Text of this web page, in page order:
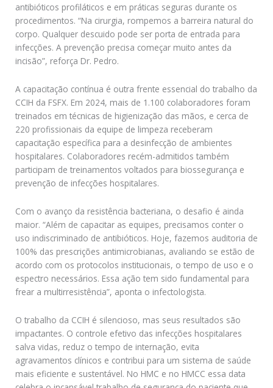
antibióticos profiláticos e em práticas seguras durante os
procedimentos. “Na cirurgia, rompemos a barreira natural do
corpo. Qualquer descuido pode ser porta de entrada para
infecções. A prevenção precisa começar muito antes da
incisão”, reforça Dr. Pedro.
A capacitação contínua é outra frente essencial do trabalho da
CCIH da FSFX. Em 2024, mais de 1.100 colaboradores foram
treinados em técnicas de higienização das mãos, e cerca de
220 profissionais da equipe de limpeza receberam
capacitação específica para a desinfecção de ambientes
hospitalares. Colaboradores recém-admitidos também
participam de treinamentos voltados para biossegurança e
prevenção de infecções hospitalares.
Com o avanço da resistência bacteriana, o desafio é ainda
maior. “Além de capacitar as equipes, precisamos conter o
uso indiscriminado de antibióticos. Hoje, fazemos auditoria de
100% das prescrições antimicrobianas, avaliando se estão de
acordo com os protocolos institucionais, o tempo de uso e o
espectro necessários. Essa ação tem sido fundamental para
frear a multirresistência”, aponta o infectologista.
O trabalho da CCIH é silencioso, mas seus resultados são
impactantes. O controle efetivo das infecções hospitalares
salva vidas, reduz o tempo de internação, evita
agravamentos clínicos e contribui para um sistema de saúde
mais eficiente e sustentável. No HMC e no HMCC essa data